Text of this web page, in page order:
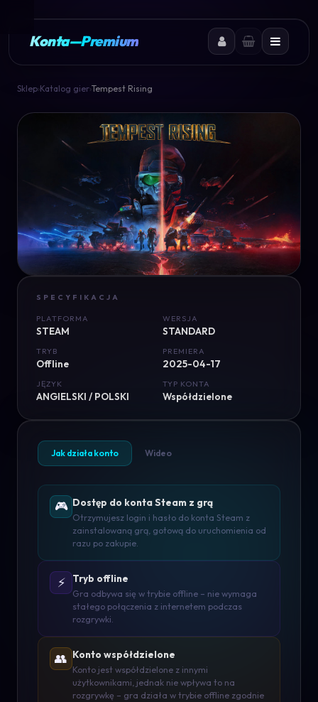
Konta—Premium
Sklep›Katalog gier›Tempest Rising
SPECYFIKACJA
PLATFORMA
STEAM
WERSJA
STANDARD
TRYB
Offline
PREMIERA
2025-04-17
JĘZYK
ANGIELSKI / POLSKI
TYP KONTA
Współdzielone
Jak działa konto Wideo
🎮 Dostęp do konta Steam z grą
Otrzymujesz login i hasło do konta Steam z
zainstalowaną grą, gotową do uruchomienia od
razu po zakupie.
⚡ Tryb offline
Gra odbywa się w trybie offline – nie wymaga
stałego połączenia z internetem podczas
rozgrywki.
👥 Konto współdzielone
Konto jest współdzielone z innymi
użytkownikami, jednak nie wpływa to na
rozgrywkę – gra działa w trybie offline zgodnie